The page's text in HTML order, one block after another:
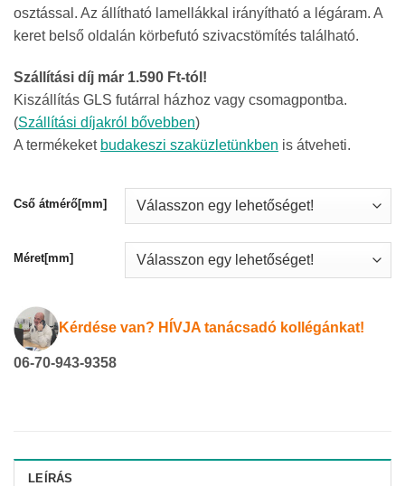
osztással. Az állítható lamellákkal irányítható a légáram. A
keret belső oldalán körbefutó szivacstömítés található.
Szállítási díj már 1.590 Ft-tól!
Kiszállítás GLS futárral házhoz vagy csomagpontba.
(Szállítási díjakról bővebben)
A termékeket budakeszi szaküzletünkben is átveheti.
Cső átmérő[mm]
Méret[mm]
Kérdése van? HÍVJA tanácsadó kollégánkat!
06-70-943-9358
LEÍRÁS